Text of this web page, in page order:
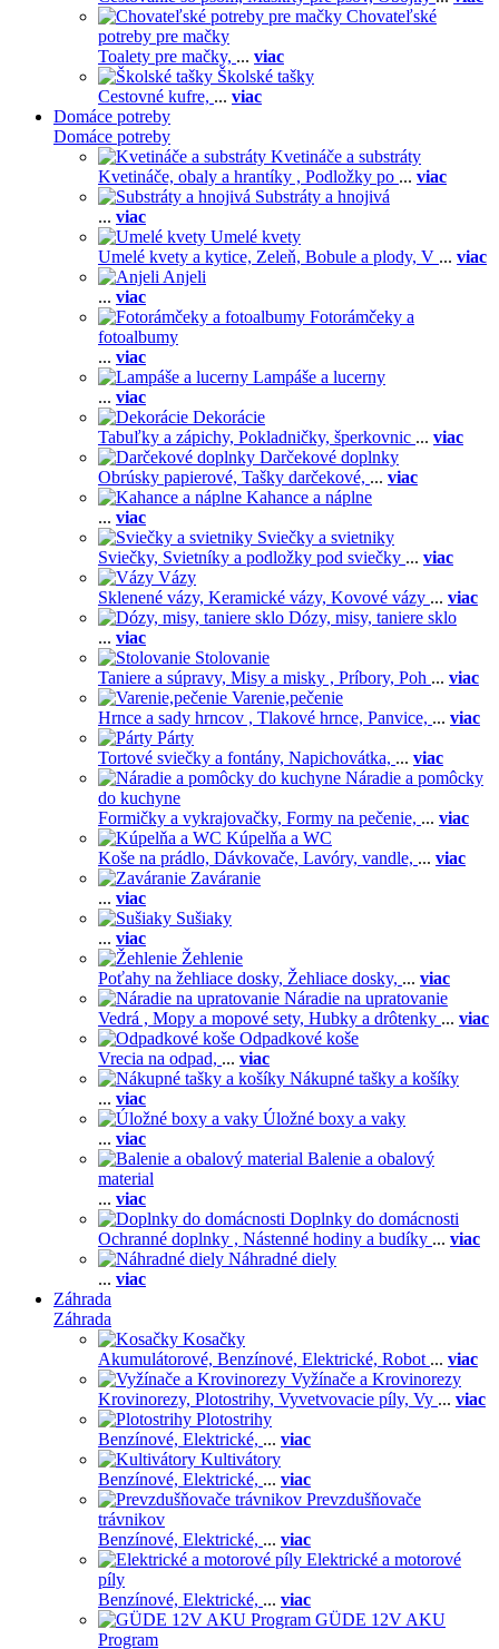
Chovateľské
potreby pre mačky
Toalety pre mačky, ... viac
Školské tašky
Cestovné kufre, ... viac
Domáce potreby
Domáce potreby
Kvetináče a substráty
Kvetináče, obaly a hrantíky , Podložky po ... viac
Substráty a hnojivá
... viac
Umelé kvety
Umelé kvety a kytice, Zeleň, Bobule a plody, V ... viac
Anjeli
... viac
Fotorámčeky a
fotoalbumy
... viac
Lampáše a lucerny
... viac
Dekorácie
Tabuľky a zápichy, Pokladničky, šperkovnic ... viac
Darčekové doplnky
Obrúsky papierové, Tašky darčekové, ... viac
Kahance a náplne
... viac
Sviečky a svietniky
Sviečky, Svietníky a podložky pod sviečky ... viac
Vázy
Sklenené vázy, Keramické vázy, Kovové vázy ... viac
Dózy, misy, taniere sklo
... viac
Stolovanie
Taniere a súpravy, Misy a misky , Príbory, Poh ... viac
Varenie,pečenie
Hrnce a sady hrncov , Tlakové hrnce, Panvice, ... viac
Párty
Tortové sviečky a fontány, Napichovátka, ... viac
Náradie a pomôcky
do kuchyne
Formičky a vykrajovačky, Formy na pečenie, ... viac
Kúpelňa a WC
Koše na prádlo, Dávkovače, Lavóry, vandle, ... viac
Zaváranie
... viac
Sušiaky
... viac
Žehlenie
Poťahy na žehliace dosky, Žehliace dosky, ... viac
Náradie na upratovanie
Vedrá , Mopy a mopové sety, Hubky a drôtenky ... viac
Odpadkové koše
Vrecia na odpad, ... viac
Nákupné tašky a košíky
... viac
Úložné boxy a vaky
... viac
Balenie a obalový
material
... viac
Doplnky do domácnosti
Ochranné doplnky , Nástenné hodiny a budíky ... viac
Náhradné diely
... viac
Záhrada
Záhrada
Kosačky
Akumulátorové, Benzínové, Elektrické, Robot ... viac
Vyžínače a Krovinorezy
Krovinorezy, Plotostrihy, Vyvetvovacie píly, Vy ... viac
Plotostrihy
Benzínové, Elektrické, ... viac
Kultivátory
Benzínové, Elektrické, ... viac
Prevzdušňovače
trávnikov
Benzínové, Elektrické, ... viac
Elektrické a motorové
píly
Benzínové, Elektrické, ... viac
GÜDE 12V AKU
Program